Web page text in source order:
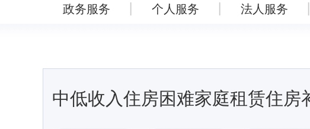
政务服务 个人服务 法人服务
中低收入住房困难家庭租赁住房